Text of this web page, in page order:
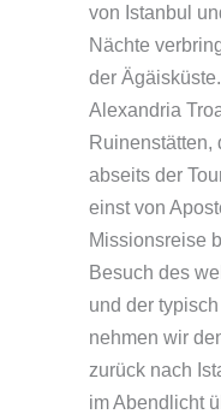
von Istanbul
Nächte
der
Alexandria
Ruinenstätten,
abseits der
einst von
Missionsreise
Besuch des
und der
nehmen wir
zurück nach
im Abendlicht